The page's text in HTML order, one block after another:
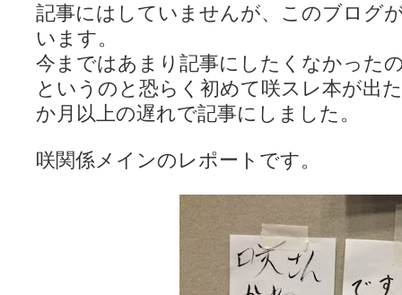
宮守大好き帳 / 告知
(13:04)
麻雀アニメ＆麻雀ゲームあれこれ / 厄介な相手だよ！ あんたは
ばるのまーじゃん日和 - 咲-saki- / クリスマス！！そして…
咲めも！ / ニワチョコ、尊い。 (04:23)
ＳＳＳ（咲ＳＳ）感想ブログ / 【SSS】憩 -Kei- 全国編第２２局『流局
ひまじんひまんじ / 読書の秋、と言います故 (08:00)
煌-Subara- - 咲-saki- / シノハユ感想 (13:19)
Saki-1 グランプリ ～咲ワン～ / しわが誕生することは老化現象だと
ヤンデレ・狂気の百合SSブログ / 【咲-Saki-SS：久咲】そして私たち
迷子の坊やのみちくさ日記 / 【連載感想】宮永照についてのあれこれ
私的素敵ジャンク / [咲-Saki-] 咲-Saki-第168局［端緒］感想 (16:58)
麻雀自由帳 - 咲-Saki- / 咲-Saki-第168局[端緒]感想 照-Teru- 追憶編第
LAT. 39°20' N - 咲-Saki- / 永水航路 3 - 霧島の姫は、深山幽谷の頂で
エトピリカ!! - 咲-saki- / 咲-Saki-16巻 シノハユ7巻表紙予想
(11:05)
記事にはしていませんが、このブログ
います。
今まではあまり記事にしたくなかった
というのと恐らく初めて咲スレ本が出
か月以上の遅れで記事にしました。
咲関係メインのレポートです。